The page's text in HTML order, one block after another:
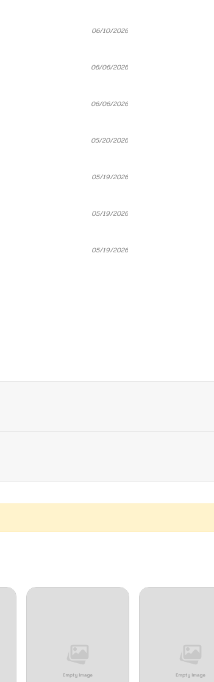
06/10/2026
06/06/2026
06/06/2026
05/20/2026
05/19/2026
05/19/2026
05/19/2026
05/19/2026
05/19/2026